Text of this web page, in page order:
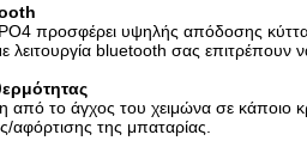
προσφέρει υψηλής απόδοσης
λειτουργία bluetooth σας επιτρέπουν
από το άγχος του χειμώνα σε κάποιο
αφόρτισης της μπαταρίας.